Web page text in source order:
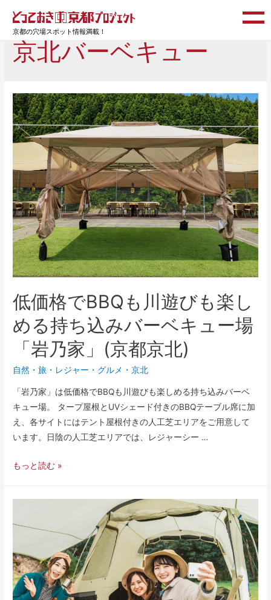
京都の穴場スポット情報満載！
京北バーベキュー
低価格でBBQも川遊びも楽し
める持ち込みバーベキュー場
「岩乃家」(京都京北)
自然 ・旅・レジャー ・ グルメ ・京北
「岩乃家」は低価格でBBQも川遊びも楽しめる持ち込みバーベ
キュー場。 タープ屋根とUVシェード付きのBBQテーブル席に加
え、各サイトにはテント屋根付きの人工芝エリアをご用意して
います。日陰の人工芝エリアでは、レジャーシー …
もっと読む »